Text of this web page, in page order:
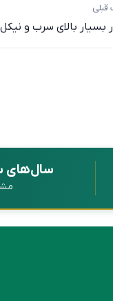
بسیار بالای سرب و
سال‌های
مشاورهٔ